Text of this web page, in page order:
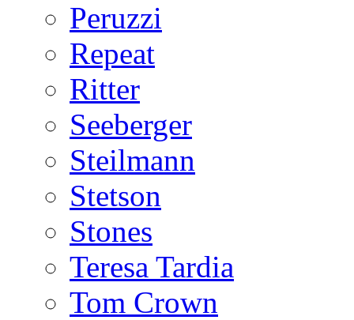
Peruzzi
Repeat
Ritter
Seeberger
Steilmann
Stetson
Stones
Teresa Tardia
Tom Crown